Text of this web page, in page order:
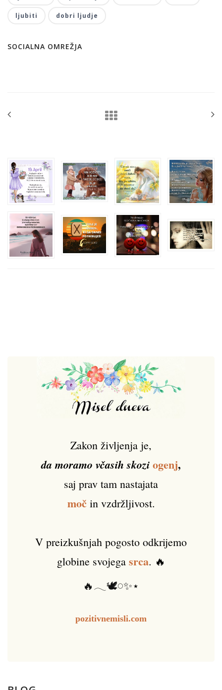
ljubiti dobri ljudje
SOCIALNA OMREŽJA
Zakon življenja je,
da moramo včasih skoziogenj,
saj prav tam nastajata
močin vzdržljivost.
V preizkušnjah pogosto odkrijemo
globine svojega srca. 🔥
🔥𓂃🕊️𓏸✨⋆
pozitivnemisli.com